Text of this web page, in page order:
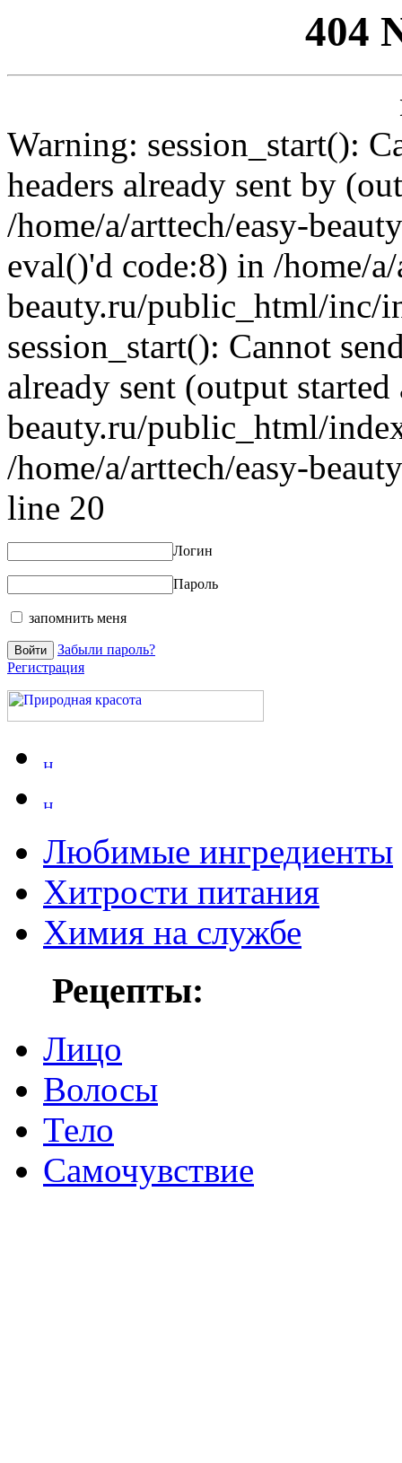
404
Warning: session_start():
headers already sent by
/home/a/arttech/easy-
eval()'d code:8) in /home/
beauty.ru/public_html/inc/
session_start(): Cannot
already sent (output
beauty.ru/public_html/
/home/a/arttech/easy-
line 20
Логин
Пароль
запомнить меня
Забыли пароль?
Регистрация
Любимые ингредиенты
Хитрости питания
Химия на службе
Рецепты:
Лицо
Волосы
Тело
Самочувствие